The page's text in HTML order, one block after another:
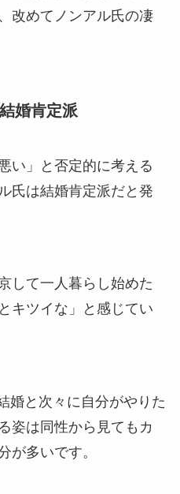
改めてノンアル氏の凄
婚肯定派
い」と否定的に考える
氏は結婚肯定派だと発
して一人暮らし始めた
キツイな」と感じてい
婚と次々に自分がやりた
姿は同性から見てもカ
が多いです。